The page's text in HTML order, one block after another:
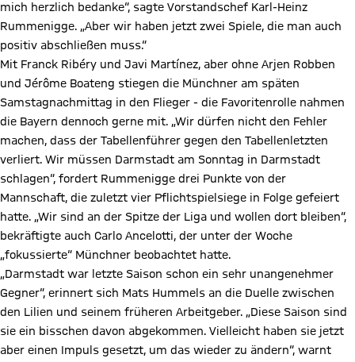
mich herzlich bedanke“, sagte Vorstandschef Karl-Heinz
Rummenigge. „Aber wir haben jetzt zwei Spiele, die man auch
positiv abschließen muss.“
Mit Franck Ribéry und Javi Martínez, aber ohne Arjen Robben
und Jérôme Boateng stiegen die Münchner am späten
Samstagnachmittag in den Flieger - die Favoritenrolle nahmen
die Bayern dennoch gerne mit. „Wir dürfen nicht den Fehler
machen, dass der Tabellenführer gegen den Tabellenletzten
verliert. Wir müssen Darmstadt am Sonntag in Darmstadt
schlagen“, fordert Rummenigge drei Punkte von der
Mannschaft, die zuletzt vier Pflichtspielsiege in Folge gefeiert
hatte. „Wir sind an der Spitze der Liga und wollen dort bleiben“,
bekräftigte auch Carlo Ancelotti, der unter der Woche
„fokussierte“ Münchner beobachtet hatte.
„Darmstadt war letzte Saison schon ein sehr unangenehmer
Gegner“, erinnert sich Mats Hummels an die Duelle zwischen
den Lilien und seinem früheren Arbeitgeber. „Diese Saison sind
sie ein bisschen davon abgekommen. Vielleicht haben sie jetzt
aber einen Impuls gesetzt, um das wieder zu ändern“, warnt